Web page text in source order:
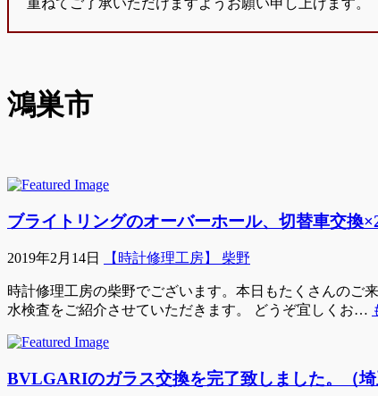
重ねてご了承いただけますようお願い申し上げます。
鴻巣市
ブライトリングのオーバーホール、切替車交換
2019年2月14日 【時計修理工房】 柴野
時計修理工房の柴野でございます。本日もたくさんのご
水検査をご紹介させていただきます。 どうぞ宜しくお…
BVLGARIのガラス交換を完了致しました。（埼